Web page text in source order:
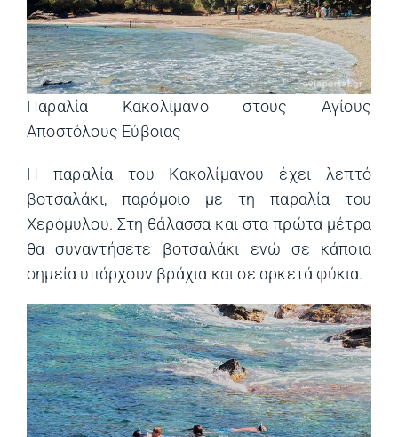
Παραλία Κακολίμανο στους Αγίους
Αποστόλους Εύβοιας
Η παραλία του Κακολίμανου έχει λεπτό
βοτσαλάκι, παρόμοιο με τη παραλία του
Χερόμυλου. Στη θάλασσα και στα πρώτα μέτρα
θα συναντήσετε βοτσαλάκι ενώ σε κάποια
σημεία υπάρχουν βράχια και σε αρκετά φύκια.